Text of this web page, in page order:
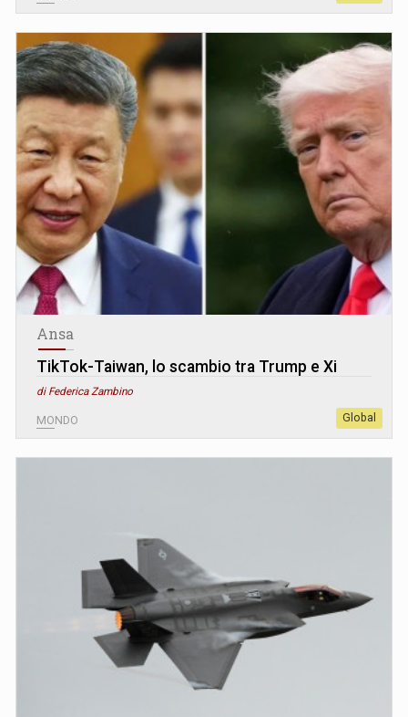
Ansa
TikTok-Taiwan, lo scambio tra Trump e Xi
di Federica Zambino
MONDO Global